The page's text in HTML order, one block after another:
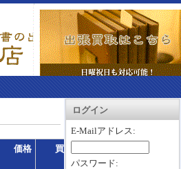
カートを見る
ログイン
E-Mailアドレス:
パスワード:
価格 買物かごへ